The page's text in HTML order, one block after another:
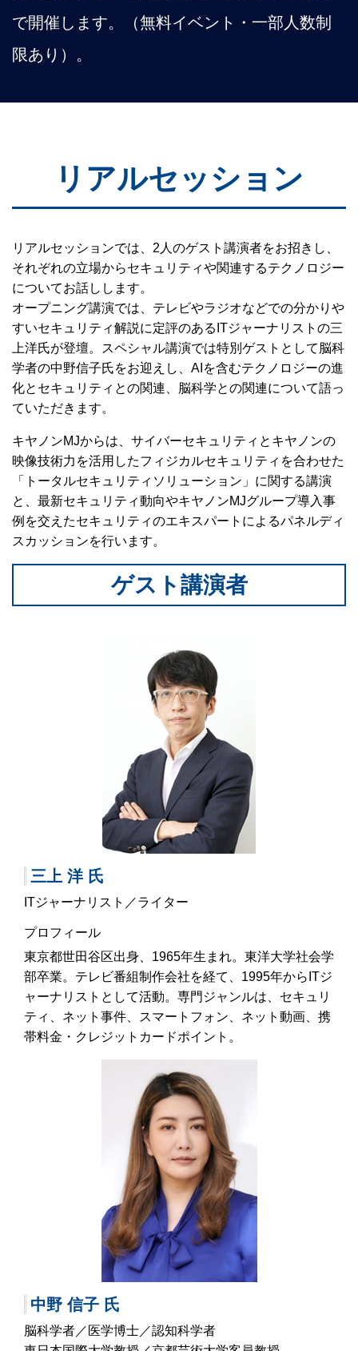
で開催します。（無料イベント・一部人数制
限あり）。
リアルセッション
リアルセッションでは、2人のゲスト講演者をお招きし、
それぞれの立場からセキュリティや関連するテクノロジー
についてお話しします。
オープニング講演では、テレビやラジオなどでの分かりや
すいセキュリティ解説に定評のあるITジャーナリストの三
上洋氏が登壇。スペシャル講演では特別ゲストとして脳科
学者の中野信子氏をお迎えし、AIを含むテクノロジーの進
化とセキュリティとの関連、脳科学との関連について語っ
ていただきます。
キヤノンMJからは、サイバーセキュリティとキヤノンの
映像技術力を活用したフィジカルセキュリティを合わせた
「トータルセキュリティソリューション」に関する講演
と、最新セキュリティ動向やキヤノンMJグループ導入事
例を交えたセキュリティのエキスパートによるパネルディ
スカッションを行います。
ゲスト講演者
三上 洋 氏
ITジャーナリスト／ライター
プロフィール
東京都世田谷区出身、1965年生まれ。東洋大学社会学
部卒業。テレビ番組制作会社を経て、1995年からITジ
ャーナリストとして活動。専門ジャンルは、セキュリ
ティ、ネット事件、スマートフォン、ネット動画、携
帯料金・クレジットカードポイント。
中野 信子 氏
脳科学者／医学博士／認知科学者